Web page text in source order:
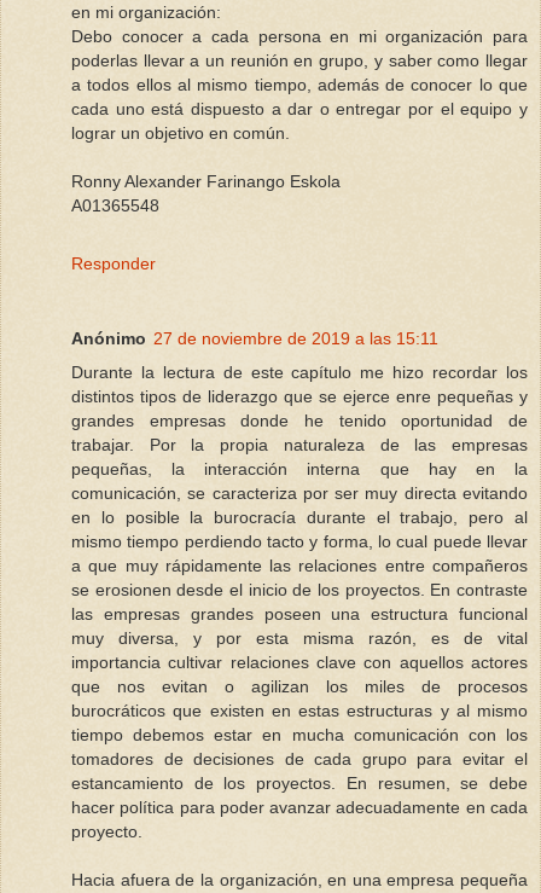
en mi organización:
Debo conocer a cada persona en mi organización para
poderlas llevar a un reunión en grupo, y saber como llegar
a todos ellos al mismo tiempo, además de conocer lo que
cada uno está dispuesto a dar o entregar por el equipo y
lograr un objetivo en común.
Ronny Alexander Farinango Eskola
A01365548
Responder
Anónimo 27 de noviembre de 2019 a las 15:11
Durante la lectura de este capítulo me hizo recordar los
distintos tipos de liderazgo que se ejerce enre pequeñas y
grandes empresas donde he tenido oportunidad de
trabajar. Por la propia naturaleza de las empresas
pequeñas, la interacción interna que hay en la
comunicación, se caracteriza por ser muy directa evitando
en lo posible la burocracía durante el trabajo, pero al
mismo tiempo perdiendo tacto y forma, lo cual puede llevar
a que muy rápidamente las relaciones entre compañeros
se erosionen desde el inicio de los proyectos. En contraste
las empresas grandes poseen una estructura funcional
muy diversa, y por esta misma razón, es de vital
importancia cultivar relaciones clave con aquellos actores
que nos evitan o agilizan los miles de procesos
burocráticos que existen en estas estructuras y al mismo
tiempo debemos estar en mucha comunicación con los
tomadores de decisiones de cada grupo para evitar el
estancamiento de los proyectos. En resumen, se debe
hacer política para poder avanzar adecuadamente en cada
proyecto.
Hacia afuera de la organización, en una empresa pequeña